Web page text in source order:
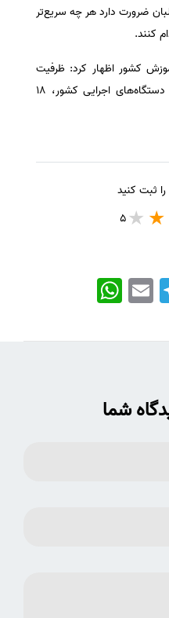
ضرورت دارد هر چه سریع‌تر
کنند.
کشور اظهار کرد: ظرفیت
پذیرش پنجمین آزمون استخدامی دستگاه‌های اجرایی کشور، 18
ثبت کنید
5
WhatsApp Email
شما